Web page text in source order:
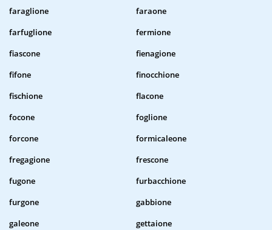
faraglione
faraone
farfuglione
fermione
fiascone
fienagione
fifone
finocchione
fischione
flacone
focone
foglione
forcone
formicaleone
fregagione
frescone
fugone
furbacchione
furgone
gabbione
galeone
gettaione